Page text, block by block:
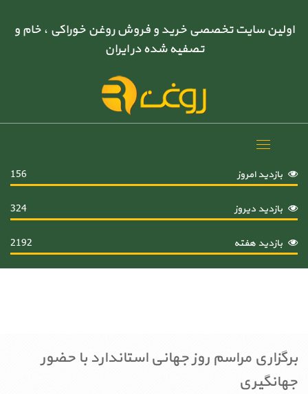
اولین سایت تخصصی خرید و فروش روغن خوراکی ، خام و
تصفیه شده در ایران
Toggle
بازدید امروز
156
بازدید دیروز 324
بازدید هفته 2192
برگزاری مراسم روز جهانی استاندارد با حضور
جهانگیری